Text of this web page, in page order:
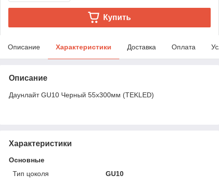
Купить
Описание Характеристики Доставка Оплата
Описание
Даунлайт GU10 Черный 55x300мм (TEKLED)
Характеристики
Основные
Тип цоколя
GU10